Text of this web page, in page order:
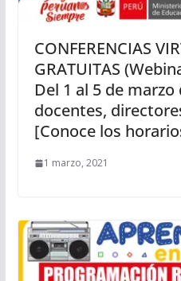
CONFERENCIAS
GRATUITAS
Del 1 al 5 de marzo
docentes,
[Conoce los
1 marzo, 2021